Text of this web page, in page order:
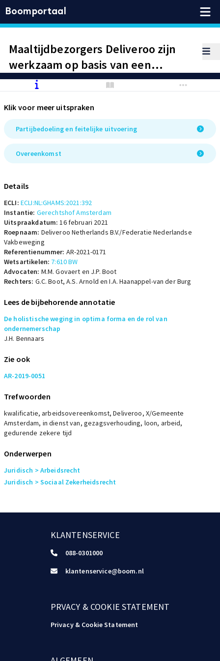
Boomportaal
Maaltijdbezorgers Deliveroo zijn
werkzaam op basis van een
arbeidsovereenkomst.
Klik voor meer uitspraken
Partijbedoeling en feitelijke uitvoering
Overeenkomst
Details
ECLI: ECLI:NL:GHAMS:2021:392
Instantie: Gerechtshof Amsterdam
Uitspraakdatum:16 februari 2021
Roepnaam: Deliveroo Netherlands B.V./Federatie Nederlandse
Vakbeweging
Referentienummer: AR-2021-0171
Wetsartikelen: 7:610 BW
Advocaten: M.M. Govaert en J.P. Boot
Rechters: G.C. Boot, A.S. Arnold en I.A. Haanappel-van der Burg
Lees de bijbehorende annotatie
De holistische weging in optima forma en de rol van
ondernemerschap
J.H. Bennaars
Zie ook
AR-2019-0051
Trefwoorden
kwalificatie, arbeidsovereenkomst, Deliveroo, X/Gemeente
Amsterdam, in dienst van, gezagsverhouding, loon, arbeid,
gedurende zekere tijd
Onderwerpen
Juridisch > Arbeidsrecht
Juridisch > Sociaal Zekerheidsrecht
KLANTENSERVICE
088-0301000
klantenservice@boom.nl
PRVACY & COOKIE STATEMENT
Privacy & Cookie Statement